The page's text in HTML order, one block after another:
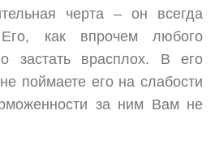
черта – он всегда
как впрочем любого
застать врасплох. В его
поймаете его на слабости
за ним Вам не